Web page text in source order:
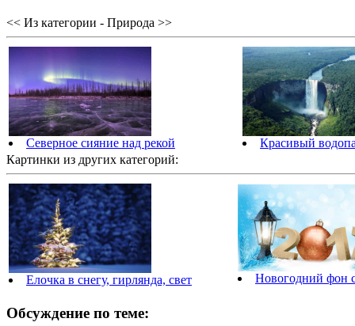
<< Из категории - Природа >>
Северное сияние над рекой
Красивый
Картинки из других категорий:
Елочка в снегу, гирлянда, свет Новогодний фон
Обсуждение по теме: